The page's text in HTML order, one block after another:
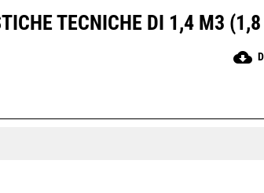
TECNICHE DI 1,4 M3
cloud_download